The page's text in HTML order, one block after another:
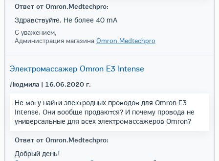
Ответ от Omron.Medtechpro:
Здравствуйте. Не более 40 mA
С уважением,
Администрация магазина Omron.Medtechpro
Электромассажер Omron E3 Intense
Людмила| 16.06.2020 г.
Не могу найти электродных проводов для Omron E3
Intense. Они вообще продаются? И почему провода не
универсальные для всех электромассажеров Omron?
Ответ от Omron.Medtechpro:
Добрый день!